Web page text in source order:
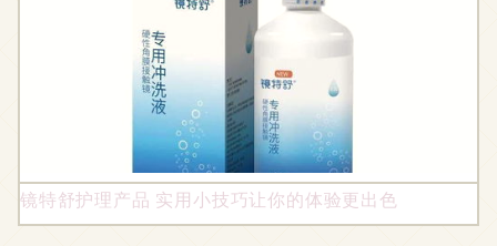
镜特舒护理产品 实用小技巧让你的体验更出色